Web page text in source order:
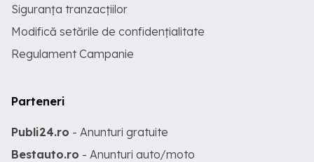
Siguranța tranzacțiilor
Modifică setările de confidențialitate
Regulament Campanie
Parteneri
Publi24.ro - Anunturi gratuite
Bestauto.ro - Anunturi auto/moto